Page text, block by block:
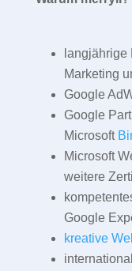
langjährige
Marketing
Google
Google
Microsoft
Microsoft
weitere
Google
kreative